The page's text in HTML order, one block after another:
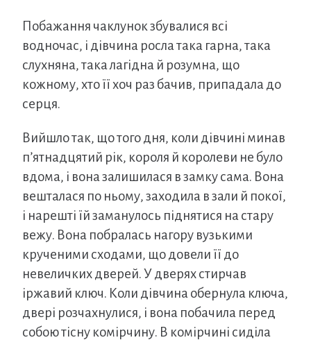
Побажання чаклунок збувалися всі
водночас, і дівчина росла така гарна, така
слухняна, така лагідна й розумна, що
кожному, хто її хоч раз бачив, припадала до
серця.
Вийшло так, що того дня, коли дівчині минав
п’ятнадцятий рік, короля й королеви не було
вдома, і вона залишилася в замку сама. Вона
вешталася по ньому, заходила в зали й покої,
і нарешті їй заманулось піднятися на стару
вежу. Вона побралась нагору вузькими
крученими сходами, що довели її до
невеличких дверей. У дверях стирчав
іржавий ключ. Коли дівчина обернула ключа,
двері розчахнулися, і вона побачила перед
собою тісну комірчину. В комірчині сиділа